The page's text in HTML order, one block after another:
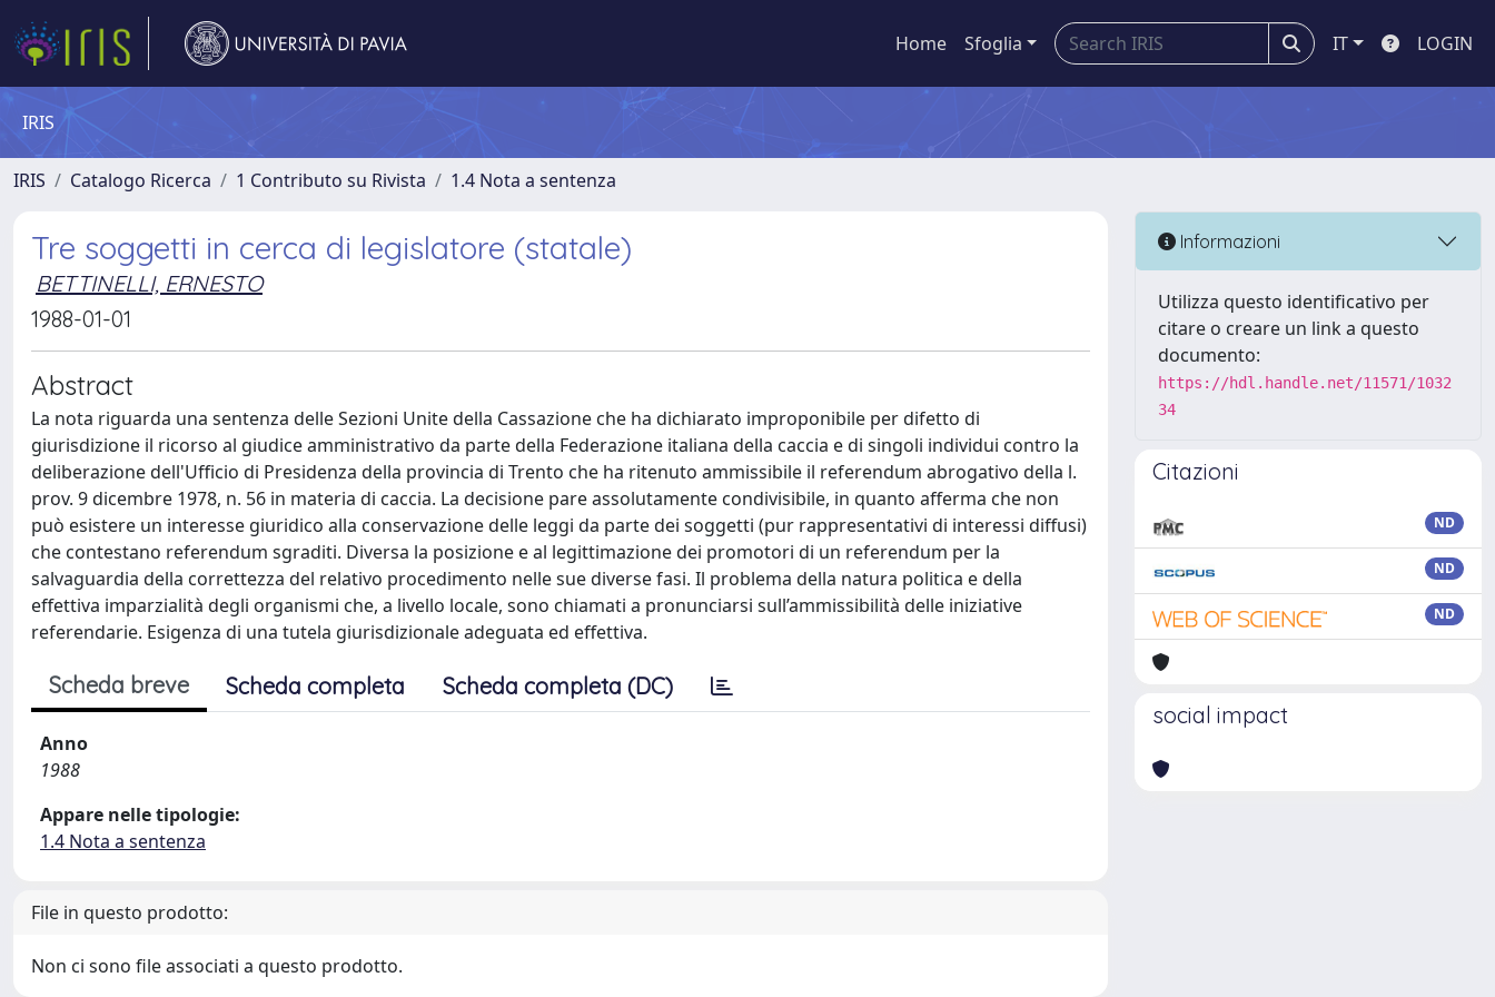
Home Sfoglia IT LOGIN
IRIS
IRIS Catalogo Ricerca 1 Contributo su Rivista 1.4 Nota a sentenza
Tre soggetti in cerca di legislatore (statale)
BETTINELLI, ERNESTO
1988-01-01
Abstract
La nota riguarda una sentenza delle Sezioni Unite della Cassazione che ha dichiarato improponibile per difetto di
giurisdizione il ricorso al giudice amministrativo da parte della Federazione italiana della caccia e di singoli individui contro la
deliberazione dell'Ufficio di Presidenza della provincia di Trento che ha ritenuto ammissibile il referendum abrogativo della l.
prov. 9 dicembre 1978, n. 56 in materia di caccia. La decisione pare assolutamente condivisibile, in quanto afferma che non
può esistere un interesse giuridico alla conservazione delle leggi da parte dei soggetti (pur rappresentativi di interessi diffusi)
che contestano referendum sgraditi. Diversa la posizione e al legittimazione dei promotori di un referendum per la
salvaguardia della correttezza del relativo procedimento nelle sue diverse fasi. Il problema della natura politica e della
effettiva imparzialità degli organismi che, a livello locale, sono chiamati a pronunciarsi sull’ammissibilità delle iniziative
referendarie. Esigenza di una tutela giurisdizionale adeguata ed effettiva.
Scheda breve Scheda completa Scheda completa (DC)
Anno
1988
Appare nelle tipologie:
1.4 Nota a sentenza
File in questo prodotto:
Non ci sono file associati a questo prodotto.
Informazioni
Utilizza questo identificativo per
citare o creare un link a questo
documento:
https://hdl.handle.net/11571/1032
34
Citazioni
ND
ND
ND
social impact